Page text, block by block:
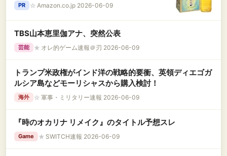
PR ☆ Amazon.co.jp 2026-06-09
TBS山本恵里伽アナ、突然公表
芸能 ★ オレ的ゲーム速報＠刃 2026-06-09
トランプ米政権がインド洋の戦略的要衝、英領ディエゴガ
ルシア島などモーリシャスから購入検討！
海外 ☆ 軍事・ミリタリー速報 2026-06-09
『時のオカリナ リメイク』のタイトル予想スレ
Game ★ SWITCH速報 2026-06-09